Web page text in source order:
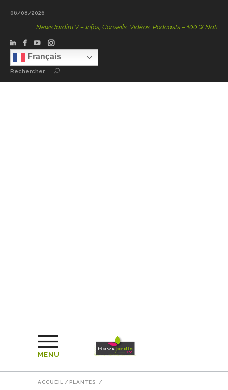
06/08/2026
NewsJardinTV – Infos, Conseils, Vidéos, Podcasts – 100 % Nature
Français
Rechercher
MENU
ACCUEIL / PLANTES /